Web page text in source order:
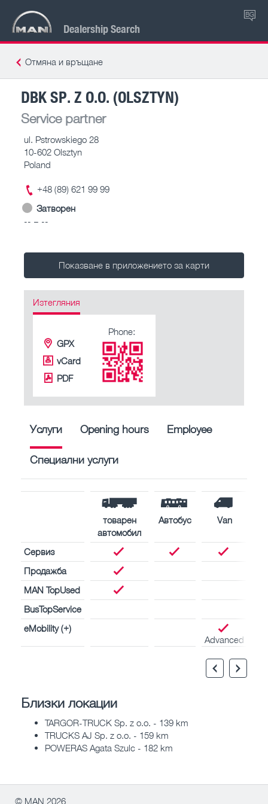
Dealership Search
BG
Отмяна и връщане
DBK SP. Z O.O. (OLSZTYN)
Service partner
ul. Pstrowskiego 28
10-602 Olsztyn
Poland
+48 (89) 621 99 99
Затворен
-- – --
Показване в приложението за карти
Изтегляния
GPX
vCard
PDF
Phone:
Услуги Opening hours Employee
Специални услуги
товарен
автомобил
Автобус Van
Сервиз
Продажба
MAN TopUsed
BusTopService
eMobility (+)
Advanced
Близки локации
TARGOR-TRUCK Sp. z o.o. - 139 km
TRUCKS AJ Sp. z o.o. - 159 km
POWERAS Agata Szulc - 182 km
© MAN 2026